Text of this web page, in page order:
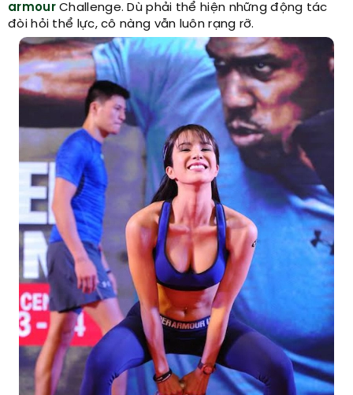
armourChallenge. Dù phải thể hiện những động tác
đòi hỏi thể lực, cô nàng vẫn luôn rạng rỡ.